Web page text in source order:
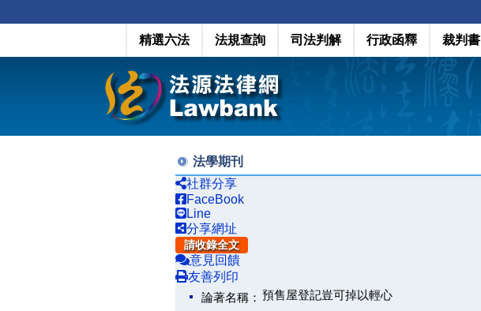
精選六法 法規查詢 司法判解 行政函釋 裁判書
法學期刊
社群分享
FaceBook
Line
分享網址
請收錄全文
意見回饋
友善列印
論著名稱： 預售屋登記豈可掉以輕心